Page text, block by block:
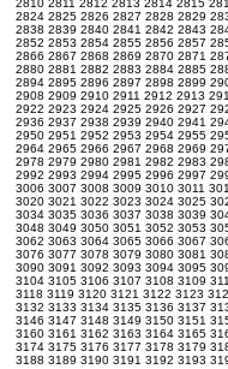
2810 2811 2812 2813 2814 2815
2824 2825 2826 2827 2828 2829
2838 2839 2840 2841 2842 2843
2852 2853 2854 2855 2856 2857
2866 2867 2868 2869 2870 2871
2880 2881 2882 2883 2884 2885
2894 2895 2896 2897 2898 2899
2908 2909 2910 2911 2912 2913
2922 2923 2924 2925 2926 2927
2936 2937 2938 2939 2940 2941
2950 2951 2952 2953 2954 2955
2964 2965 2966 2967 2968 2969
2978 2979 2980 2981 2982 2983
2992 2993 2994 2995 2996 2997
3006 3007 3008 3009 3010 3011
3020 3021 3022 3023 3024 3025
3034 3035 3036 3037 3038 3039
3048 3049 3050 3051 3052 3053
3062 3063 3064 3065 3066 3067
3076 3077 3078 3079 3080 3081
3090 3091 3092 3093 3094 3095
3104 3105 3106 3107 3108 3109
3118 3119 3120 3121 3122 3123
3132 3133 3134 3135 3136 3137
3146 3147 3148 3149 3150 3151
3160 3161 3162 3163 3164 3165
3174 3175 3176 3177 3178 3179
3188 3189 3190 3191 3192 3193